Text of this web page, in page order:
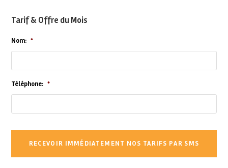
Tarif & Offre du Mois
Nom: *
Téléphone: *